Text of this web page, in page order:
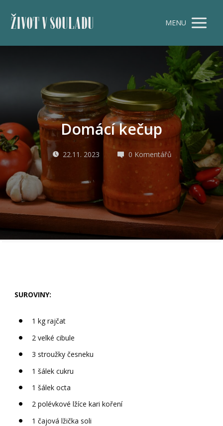
ŽIVOT V SOULADU MENU
Domácí kečup
22.11. 2023 0 Komentářů
SUROVINY:
1 kg rajčat
2 velké cibule
3 stroužky česneku
1 šálek cukru
1 šálek octa
2 polévkové lžíce kari koření
1 čajová lžička soli